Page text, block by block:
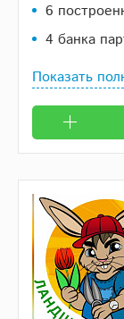
6
4 банка
Показать